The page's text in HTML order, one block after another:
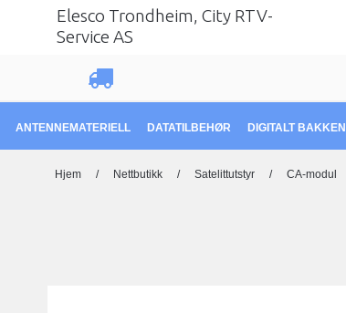
Elesco Trondheim, City RTV-
Service AS
ANTENNEMATERIELL DATATILBEHØR DIGITALT
Hjem / Nettbutikk / Satelittutstyr / CA-modul